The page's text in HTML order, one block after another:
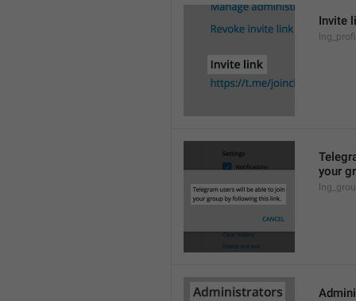
Invite
your